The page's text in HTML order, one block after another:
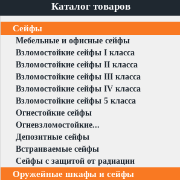
Каталог товаров
Сейфы
Мебельные и офисные сейфы
Взломостойкие сейфы I класса
Взломостойкие сейфы II класса
Взломостойкие сейфы III класса
Взломостойкие сейфы IV класса
Взломостойкие сейфы 5 класса
Огнестойкие сейфы
Огневзломостойкие...
Депозитные сейфы
Встраиваемые сейфы
Сейфы с защитой от радиации
Оружейные шкафы и сейфы